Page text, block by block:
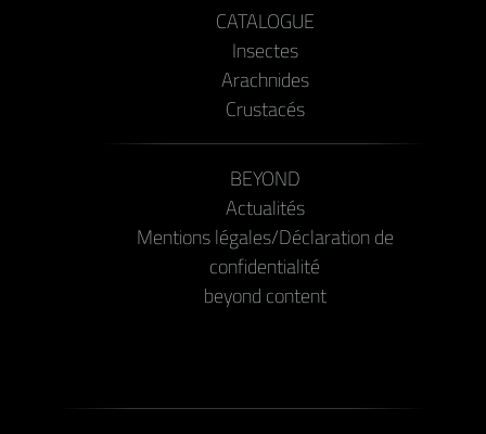
CATALOGUE
Insectes
Arachnides
Crustacés
BEYOND
Actualités
Mentions légales/Déclaration de
confidentialité
beyond content